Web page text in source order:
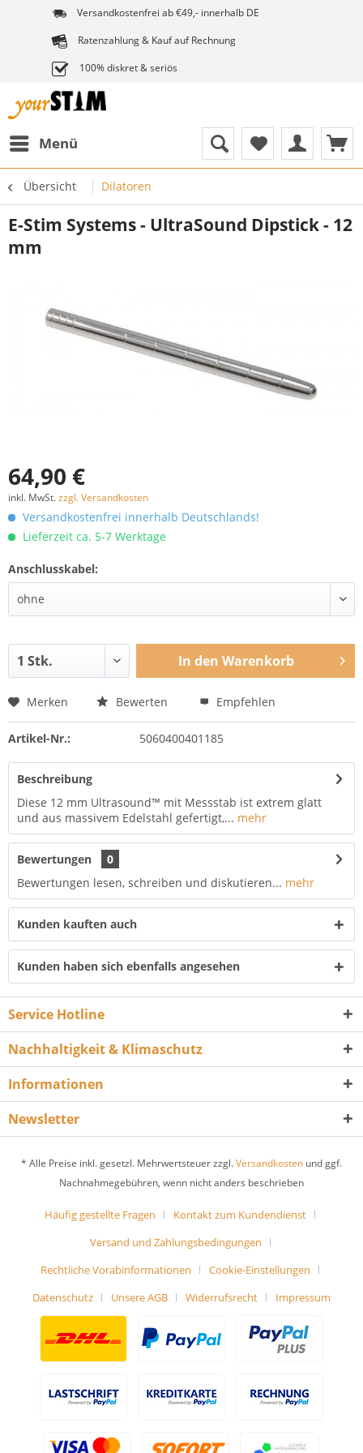
Versandkostenfrei ab €49,- innerhalb DE
Ratenzahlung & Kauf auf Rechnung
100% diskret & seriös
Menü
Übersicht Dilatoren
E-Stim Systems - UltraSound Dipstick - 12
mm
64,90 €
inkl. MwSt.zzgl. Versandkosten
Versandkostenfrei innerhalb Deutschlands!
Lieferzeit ca. 5-7 Werktage
Anschlusskabel:
In den Warenkorb
Merken Bewerten Empfehlen
Artikel-Nr.: 5060400401185
Beschreibung
Diese 12 mm Ultrasound™ mit Messstab ist extrem glatt
und aus massivem Edelstahl gefertigt,... mehr
Bewertungen
0
Bewertungen lesen, schreiben und diskutieren... mehr
Kunden kauften auch
Kunden haben sich ebenfalls angesehen
Service Hotline
Nachhaltigkeit & Klimaschutz
Informationen
Newsletter
* Alle Preise inkl. gesetzl. Mehrwertsteuer zzgl.Versandkosten und ggf.
Nachnahmegebühren, wenn nicht anders beschrieben
Häufig gestellte Fragen
Kontakt zum Kundendienst
Versand und Zahlungsbedingungen
Rechtliche Vorabinformationen
Cookie-Einstellungen
Datenschutz
Unsere AGB Widerrufsrecht Impressum